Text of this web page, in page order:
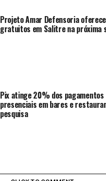
Projeto Amar Defensoria
gratuitos em Salitre na próxima
Pix atinge 20% dos pagamentos
presenciais em bares e
pesquisa